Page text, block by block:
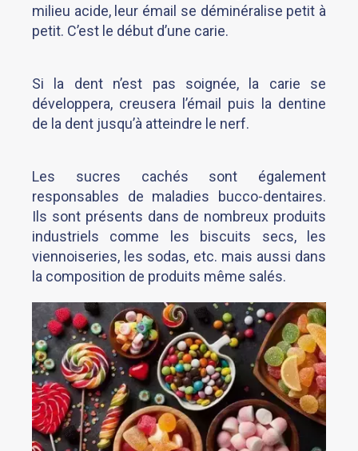
milieu acide, leur émail se déminéralise petit à
petit. C’est le début d’une carie.
Si la dent n’est pas soignée, la carie se
développera, creusera l’émail puis la dentine
de la dent jusqu’à atteindre le nerf.
Les sucres cachés sont également
responsables de maladies bucco-dentaires.
Ils sont présents dans de nombreux produits
industriels comme les biscuits secs, les
viennoiseries, les sodas, etc. mais aussi dans
la composition de produits même salés.